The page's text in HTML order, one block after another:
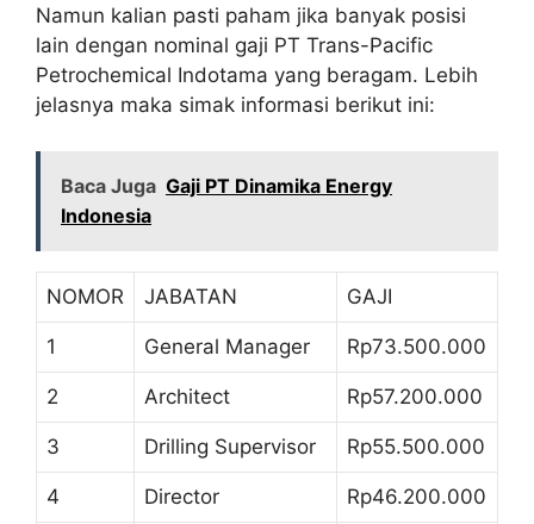
Namun kalian pasti paham jika banyak posisi
lain dengan nominal gaji PT Trans-Pacific
Petrochemical Indotama yang beragam. Lebih
jelasnya maka simak informasi berikut ini:
Baca Juga Gaji PT Dinamika Energy
Indonesia
NOMOR JABATAN GAJI
1 General Manager Rp73.500.000
2 Architect Rp57.200.000
3 Drilling Supervisor Rp55.500.000
4 Director Rp46.200.000